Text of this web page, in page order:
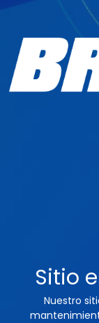
Sitio
Nuestro